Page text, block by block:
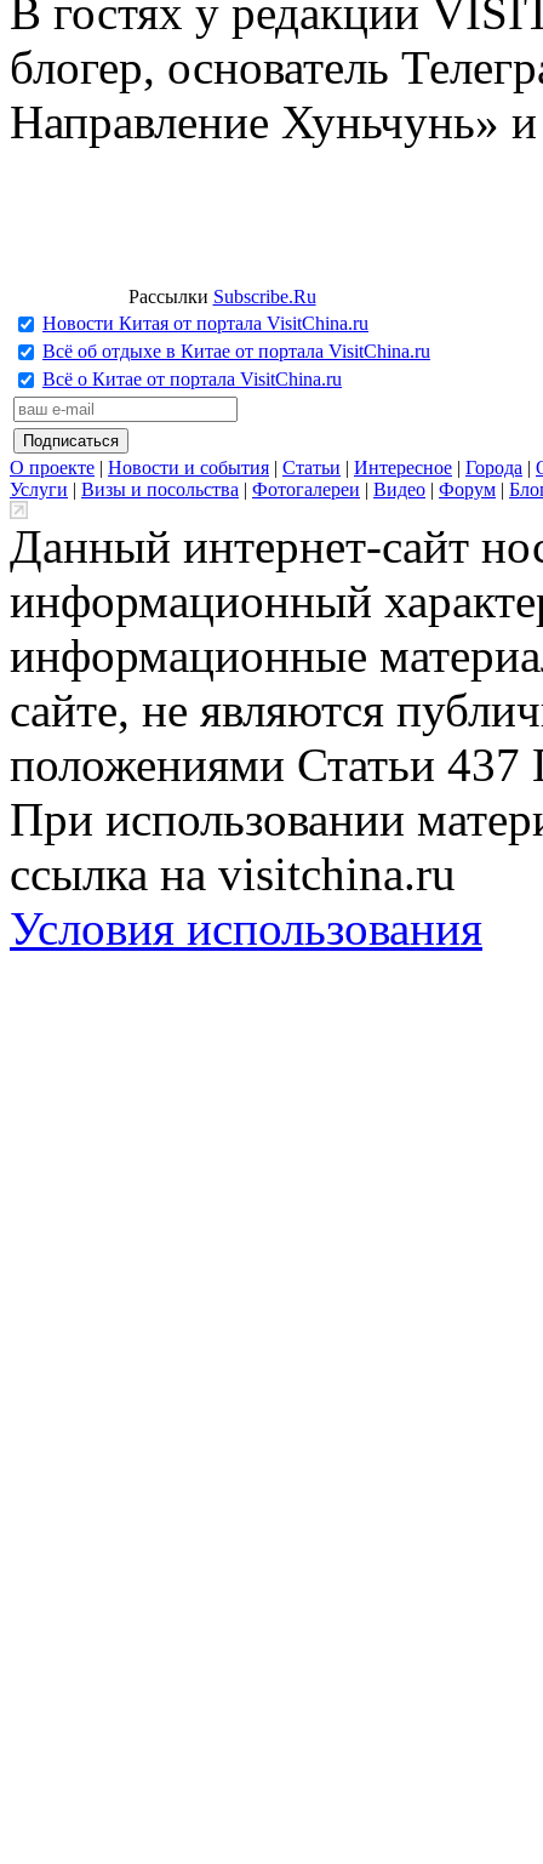
В гостях у редакции
блогер, основатель
Направление Хуньчунь»
Рассылки Subscribe.Ru
Новости Китая от портала VisitChina.ru
Всё об отдыхе в Китае от портала VisitChina.ru
Всё о Китае от портала VisitChina.ru
О проекте | Новости и события | Статьи | Интересное | Города |
Услуги | Визы и посольства | Фотогалереи | Видео | Форум |
Данный интернет-сайт
информационный
информационные
сайте, не являются
положениями Статьи 437
При использовании
ссылка на visitchina.ru
Условия использования